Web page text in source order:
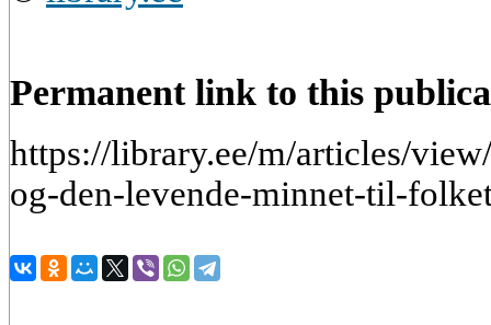
Permanent link to this
https://library.ee/m/articles/
og-den-levende-minnet-til-